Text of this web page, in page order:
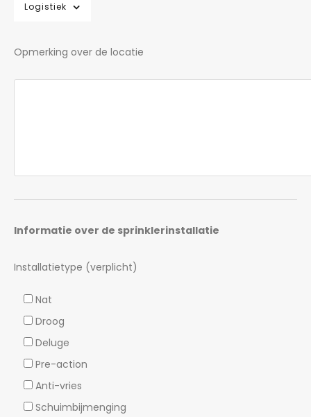
Logistiek
Opmerking over de locatie
Informatie over de sprinklerinstallatie
Installatietype (verplicht)
Nat
Droog
Deluge
Pre-action
Anti-vries
Schuimbijmenging